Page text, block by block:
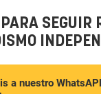
SEGUIR
a nuestro